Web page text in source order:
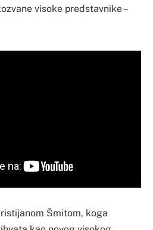
visoke predstavnike –
Šmitom, koga